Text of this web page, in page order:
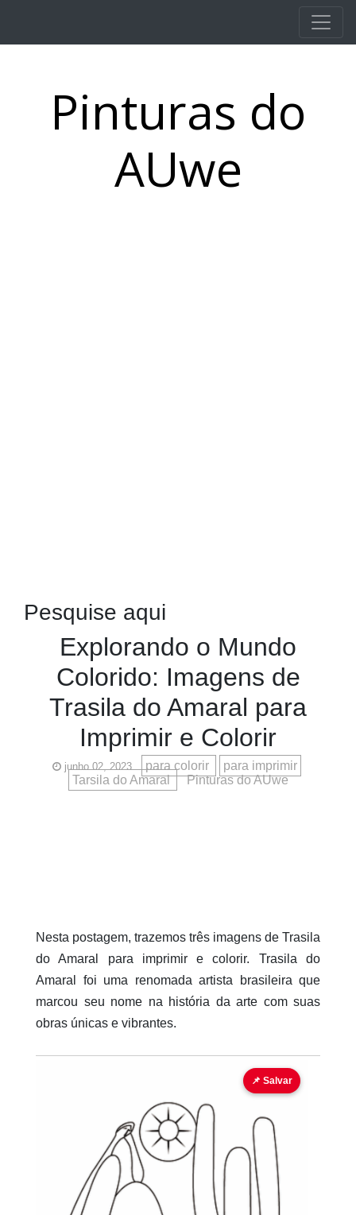
Pinturas do
AUwe
Pesquise aqui
Explorando o Mundo
Colorido: Imagens de
Trasila do Amaral para
Imprimir e Colorir
junho 02, 2023 para colorir
para imprimir
Tarsila do Amaral
Pinturas do AUwe
Nesta postagem, trazemos três imagens de Trasila
do Amaral para imprimir e colorir. Trasila do
Amaral foi uma renomada artista brasileira que
marcou seu nome na história da arte com suas
obras únicas e vibrantes.
📌 Salvar